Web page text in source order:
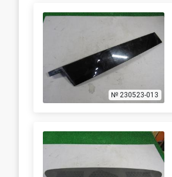
№ 230523-013